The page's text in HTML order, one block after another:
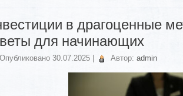
в драгоценные
для начинающих
Опубликовано 30.07.2025 Автор: admin